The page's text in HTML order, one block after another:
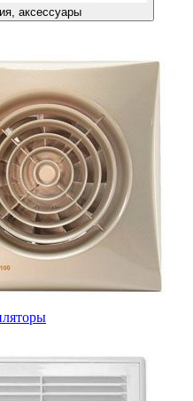
аксессуары